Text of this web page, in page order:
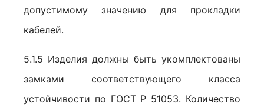
допустимому значению для прокладки
кабелей.
5.1.5 Изделия должны быть укомплектованы
замками соответствующего класса
устойчивости по ГОСТ Р 51053. Количество